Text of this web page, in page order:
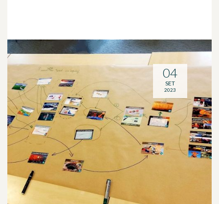
04
SET
2023